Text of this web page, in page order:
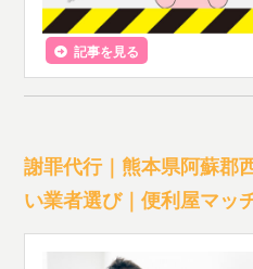
記事を見る
謝罪代行｜熊本県阿蘇郡
い業者選び｜便利屋マッ